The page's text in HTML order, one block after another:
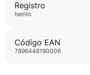
Registro
isento
Código EAN
7896448190006